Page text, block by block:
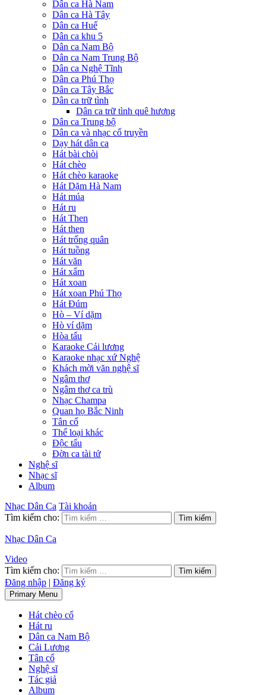
Dân ca Hà Nam
Dân ca Hà Tây
Dân ca Huế
Dân ca khu 5
Dân ca Nam Bộ
Dân ca Nam Trung Bộ
Dân ca Nghệ Tĩnh
Dân ca Phú Thọ
Dân ca Tây Bắc
Dân ca trữ tình
Dân ca trữ tình quê hương
Dân ca Trung bộ
Dân ca và nhạc cổ truyền
Dạy hát dân ca
Hát bài chòi
Hát chèo
Hát chèo karaoke
Hát Dặm Hà Nam
Hát múa
Hát ru
Hát Then
Hát then
Hát trống quân
Hát tuồng
Hát văn
Hát xẩm
Hát xoan
Hát xoan Phú Thọ
Hát Đúm
Hò – Ví dặm
Hò ví dặm
Hòa tấu
Karaoke Cải lương
Karaoke nhạc xứ Nghệ
Khách mời văn nghệ sĩ
Ngâm thơ
Ngâm thơ ca trù
Nhạc Champa
Quan họ Bắc Ninh
Tân cổ
Thể loại khác
Độc tấu
Đờn ca tài tử
Nghệ sĩ
Nhạc sĩ
Album
Nhạc Dân Ca Tài khoản
Tìm kiếm cho:
Nhạc Dân Ca
Video
Tìm kiếm cho:
Đăng nhập | Đăng ký
Primary Menu
Hát chèo cổ
Hát ru
Dân ca Nam Bộ
Cải Lương
Tân cổ
Nghệ sĩ
Tác giả
Album